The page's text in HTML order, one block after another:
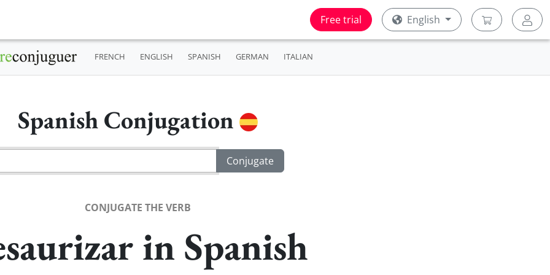
Free trial English
FRENCH ENGLISH SPANISH GERMAN ITALIAN
Spanish Conjugation
CONJUGATE THE VERB
in Spanish